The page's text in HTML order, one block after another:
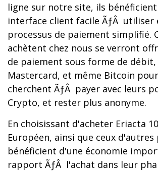
ligne sur notre site, ils
interface client facile ÃƒÂ utiliser
processus de paiement simplifié.
achètent chez nous se verront
de paiement sous forme de débit,
Mastercard, et même Bitcoin
cherchent ÃƒÂ payer avec leurs
Crypto, et rester plus anonyme.
En choisissant d'acheter Eriacta
Européen, ainsi que ceux d'autres
bénéficient d'une économie
rapport ÃƒÂ l'achat dans leur